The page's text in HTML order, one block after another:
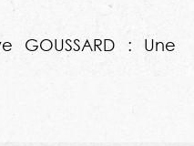
GOUSSARD : Une